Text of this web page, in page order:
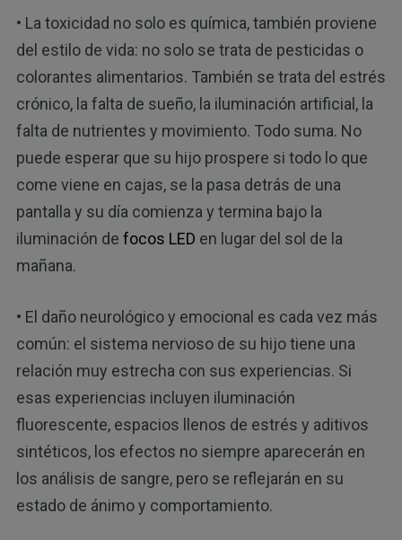
• La toxicidad no solo es química, también proviene
del estilo de vida: no solo se trata de pesticidas o
colorantes alimentarios. También se trata del estrés
crónico, la falta de sueño, la iluminación artificial, la
falta de nutrientes y movimiento. Todo suma. No
puede esperar que su hijo prospere si todo lo que
come viene en cajas, se la pasa detrás de una
pantalla y su día comienza y termina bajo la
iluminación de focos LED en lugar del sol de la
mañana.
• El daño neurológico y emocional es cada vez más
común: el sistema nervioso de su hijo tiene una
relación muy estrecha con sus experiencias. Si
esas experiencias incluyen iluminación
fluorescente, espacios llenos de estrés y aditivos
sintéticos, los efectos no siempre aparecerán en
los análisis de sangre, pero se reflejarán en su
estado de ánimo y comportamiento.